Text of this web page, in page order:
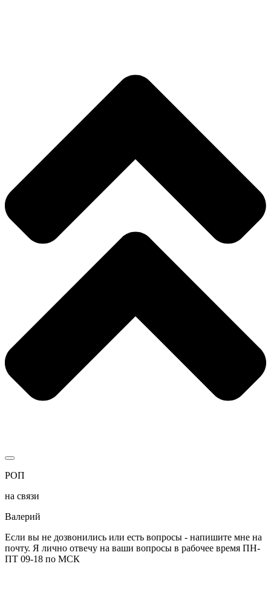
РОП
на связи
Валерий
Если вы не дозвонились или есть вопросы - напишите мне на
почту. Я лично отвечу на ваши вопросы в рабочее время ПН-
ПТ 09-18 по МСК